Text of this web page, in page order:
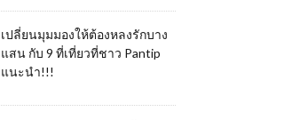
เปลี่ยนมุมมองให้ต้องหลงรักบาง
แสน กับ 9 ที่เที่ยวที่ชาว Pantip
แนะนำ!!!